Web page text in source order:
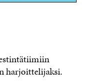
harjoittelijaksi.